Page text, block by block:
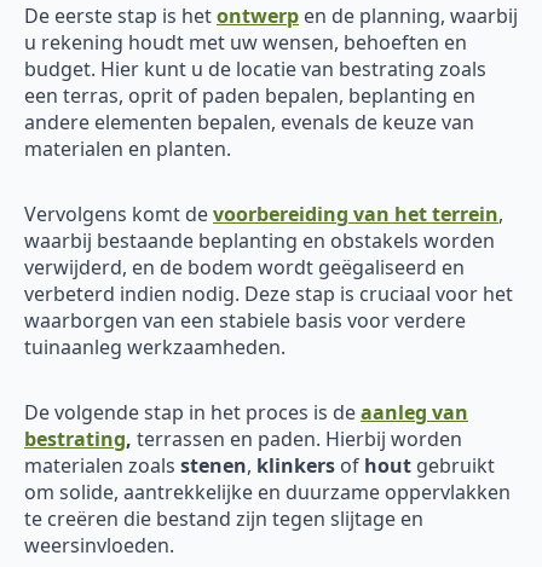
De eerste stap is hetontwerp en de planning, waarbij
u rekening houdt met uw wensen, behoeften en
budget. Hier kunt u de locatie van bestrating zoals
een terras, oprit of paden bepalen, beplanting en
andere elementen bepalen, evenals de keuze van
materialen en planten.
Vervolgens komt devoorbereiding van het terrein,
waarbij bestaande beplanting en obstakels worden
verwijderd, en de bodem wordt geëgaliseerd en
verbeterd indien nodig. Deze stap is cruciaal voor het
waarborgen van een stabiele basis voor verdere
tuinaanleg werkzaamheden.
De volgende stap in het proces is deaanleg van
bestrating, terrassen en paden. Hierbij worden
materialen zoals stenen, klinkers of hout gebruikt
om solide, aantrekkelijke en duurzame oppervlakken
te creëren die bestand zijn tegen slijtage en
weersinvloeden.